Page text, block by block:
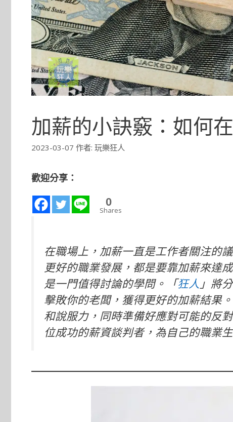
加薪的小訣竅：如何
2023-03-07 作者: 玩樂狂人
歡迎分享：
0
Shares
在職場上，加薪一直是工作者關注的
更好的職業發展，都是要靠加薪來達
是一門值得討論的學問。「狂人 」將
擊敗你的老闆，獲得更好的加薪結果
和說服力，同時準備好應對可能的反
位成功的薪資談判者，為自己的職業